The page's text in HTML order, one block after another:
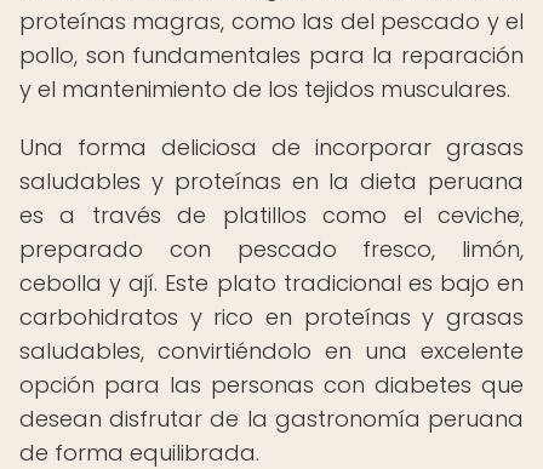
proteínas magras, como las del pescado y el
pollo, son fundamentales para la reparación
y el mantenimiento de los tejidos musculares.
Una forma deliciosa de incorporar grasas
saludables y proteínas en la dieta peruana
es a través de platillos como el ceviche,
preparado con pescado fresco, limón,
cebolla y ají. Este plato tradicional es bajo en
carbohidratos y rico en proteínas y grasas
saludables, convirtiéndolo en una excelente
opción para las personas con diabetes que
desean disfrutar de la gastronomía peruana
de forma equilibrada.